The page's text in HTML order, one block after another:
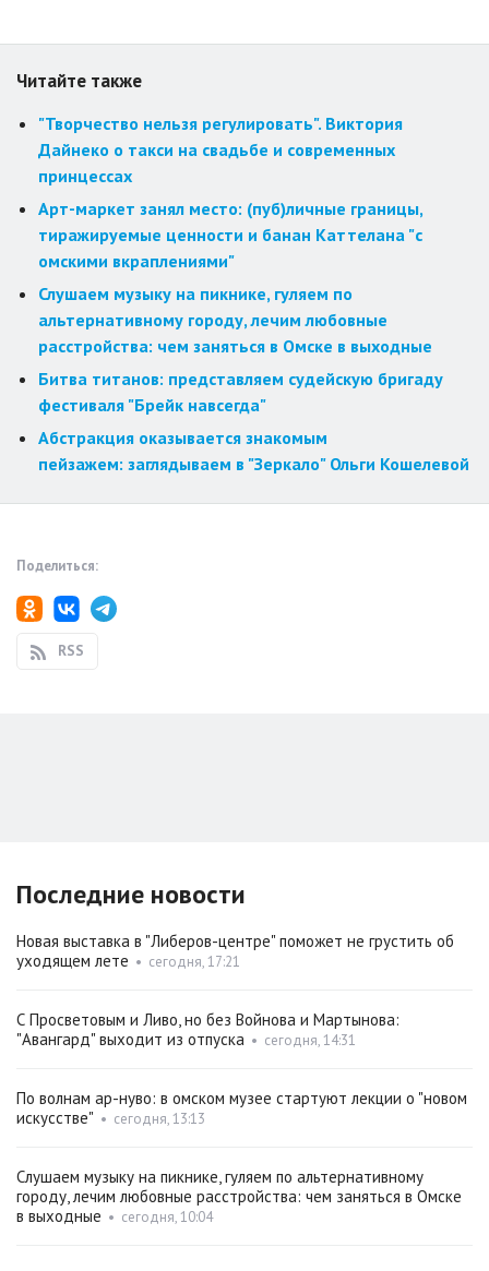
Читайте также
"Творчество нельзя регулировать". Виктория
Дайнеко о такси на свадьбе и современных
принцессах
Арт-маркет занял место: (пуб)личные границы,
тиражируемые ценности и банан Каттелана "с
омскими вкраплениями"
Слушаем музыку на пикнике, гуляем по
альтернативному городу, лечим любовные
расстройства: чем заняться в Омске в выходные
Битва титанов: представляем судейскую бригаду
фестиваля "Брейк навсегда"
Абстракция оказывается знакомым
пейзажем: заглядываем в "Зеркало" Ольги Кошелевой
Поделиться:
RSS
Последние новости
Новая выставка в "Либеров-центре" поможет не грустить об
уходящем лете • сегодня, 17:21
С Просветовым и Ливо, но без Войнова и Мартынова:
"Авангард" выходит из отпуска • сегодня, 14:31
По волнам ар-нуво: в омском музее стартуют лекции о "новом
искусстве" • сегодня, 13:13
Слушаем музыку на пикнике, гуляем по альтернативному
городу, лечим любовные расстройства: чем заняться в Омске
в выходные • сегодня, 10:04